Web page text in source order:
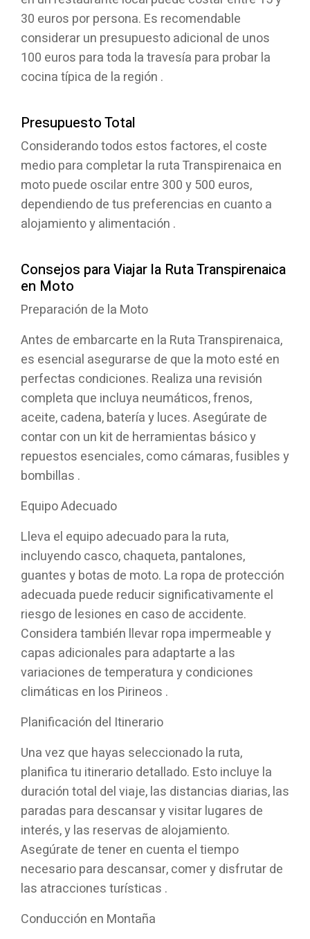
30 euros por persona. Es recomendable
considerar un presupuesto adicional de unos
100 euros para toda la travesía para probar la
cocina típica de la región .
Presupuesto Total
Considerando todos estos factores, el coste
medio para completar la ruta Transpirenaica en
moto puede oscilar entre 300 y 500 euros,
dependiendo de tus preferencias en cuanto a
alojamiento y alimentación .
Consejos para Viajar la Ruta Transpirenaica
en Moto
Preparación de la Moto
Antes de embarcarte en la Ruta Transpirenaica,
es esencial asegurarse de que la moto esté en
perfectas condiciones. Realiza una revisión
completa que incluya neumáticos, frenos,
aceite, cadena, batería y luces. Asegúrate de
contar con un kit de herramientas básico y
repuestos esenciales, como cámaras, fusibles y
bombillas .
Equipo Adecuado
Lleva el equipo adecuado para la ruta,
incluyendo casco, chaqueta, pantalones,
guantes y botas de moto. La ropa de protección
adecuada puede reducir significativamente el
riesgo de lesiones en caso de accidente.
Considera también llevar ropa impermeable y
capas adicionales para adaptarte a las
variaciones de temperatura y condiciones
climáticas en los Pirineos .
Planificación del Itinerario
Una vez que hayas seleccionado la ruta,
planifica tu itinerario detallado. Esto incluye la
duración total del viaje, las distancias diarias, las
paradas para descansar y visitar lugares de
interés, y las reservas de alojamiento.
Asegúrate de tener en cuenta el tiempo
necesario para descansar, comer y disfrutar de
las atracciones turísticas .
Conducción en Montaña